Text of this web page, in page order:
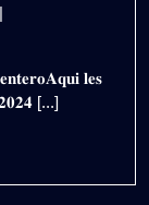
𝗦𝗔𝗟𝗦𝗔
|
𝐥𝐞𝐬
[...]